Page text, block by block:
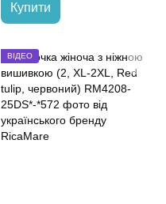
Купити
ВІДЕО